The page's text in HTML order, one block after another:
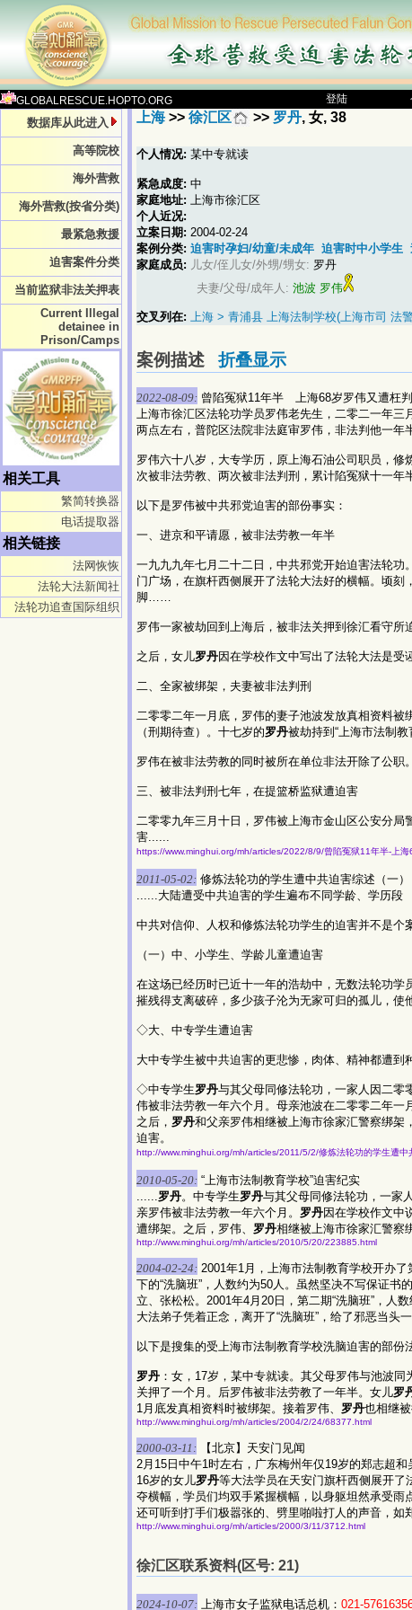
GLOBALRESCUE.HOPTO.ORG 登陆
数据库从此进入
高等院校
海外营救
海外营救(按省分类)
最紧急救援
迫害案件分类
当前监狱非法关押表
Current Illegal
detainee in
Prison/Camps
相关工具
繁简转换器
电话提取器
相关链接
法网恢恢
法轮大法新闻社
法轮功追查国际组织
上海 >> 徐汇区 >> 罗丹, 女, 38
个人情况: 某中专就读
紧急成度: 中
家庭地址: 上海市徐汇区
个人近况:
立案日期: 2004-02-24
案例分类: 迫害时孕妇/幼童/未成年 迫害时中小学生
家庭成员: 儿女/侄儿女/外甥/甥女: 罗丹
夫妻/父母/成年人: 池波 罗伟
交叉列在: 上海 > 青浦县 上海法制学校(上海市司 法
案例描述 折叠显示
2022-08-09: 曾陷冤狱11年半 上海68岁罗伟又遭枉判
上海市徐汇区法轮功学员罗伟老先生，二零二一年
两点左右，普陀区法院非法庭审罗伟，非法判他一年
罗伟六十八岁，大专学历，原上海石油公司职员，
次被非法劳教、两次被非法判刑，累计陷冤狱十一年
以下是罗伟被中共邪党迫害的部份事实：
一、进京和平请愿，被非法劳教一年半
一九九九年七月二十二日，中共邪党开始迫害法轮
门广场，在旗杆西侧展开了法轮大法好的横幅。顷刻
脚……
罗伟一家被劫回到上海后，被非法关押到徐汇看守所
之后，女儿罗丹因在学校作文中写出了法轮大法是受
二、全家被绑架，夫妻被非法判刑
二零零二年一月底，罗伟的妻子池波发放真相资料被
（刑期待查）。十七岁的罗丹被劫持到“上海市法制教
罗伟在被非法劳教的同时被所在单位非法开除了公职。
三、被非法判刑七年，在提篮桥监狱遭迫害
二零零九年三月十日，罗伟被上海市金山区公安分
害......
https://www.minghui.org/mh/articles/2022/8/9/曾陷冤狱11年半-上
2011-05-02: 修炼法轮功的学生遭中共迫害综述（一）
......大陆遭受中共迫害的学生遍布不同学龄、学历段
中共对信仰、人权和修炼法轮功学生的迫害并不是个
（一）中、小学生、学龄儿童遭迫害
在这场已经历时已近十一年的浩劫中，无数法轮功
摧残得支离破碎，多少孩子沦为无家可归的孤儿，使
◇大、中专学生遭迫害
大中专学生被中共迫害的更悲惨，肉体、精神都遭到
◇中专学生罗丹与其父母同修法轮功，一家人因二零
伟被非法劳教一年六个月。母亲池波在二零零二年一
之后， 罗丹和父亲罗伟相继被上海市徐家汇警察绑架
迫害。
http://www.minghui.org/mh/articles/2011/5/2/修炼法轮功的学生遭
2010-05-20: “上海市法制教育学校”迫害纪实
......罗丹。中专学生罗丹与其父母同修法轮功，一家
亲罗伟被非法劳教一年六个月。 罗丹因在学校作文中
遭绑架。之后，罗伟、 罗丹相继被上海市徐家汇警察
http://www.minghui.org/mh/articles/2010/5/20/223885.html
2004-02-24: 2001年1月，上海市法制教育学校开办
下的“洗脑班”，人数约为50人。虽然坚决不写保证
立、张松松。2001年4月20日，第二期“洗脑班”，人
大法弟子凭着正念，离开了“洗脑班”，给了邪恶当头一
以下是搜集的受上海市法制教育学校洗脑迫害的部份
罗丹 ：女，17岁，某中专就读。其父母罗伟与池波
关押了一个月。后罗伟被非法劳教了一年半。女儿罗
1月底发真相资料时被绑架。接着罗伟、 罗丹也相继
http://www.minghui.org/mh/articles/2004/2/24/68377.html
2000-03-11: 【北京】天安门见闻
2月15日中午1时左右，广东梅州年仅19岁的郑志超
16岁的女儿罗丹等大法学员在天安门旗杆西侧展开
夺横幅，学员们均双手紧握横幅，以身躯坦然承受
还可听到打手们极嚣张的、劈里啪啦打人的声音，如
http://www.minghui.org/mh/articles/2000/3/11/3712.html
徐汇区联系资料(区号: 21)
2024-10-07: 上海市女子监狱电话总机： 021-